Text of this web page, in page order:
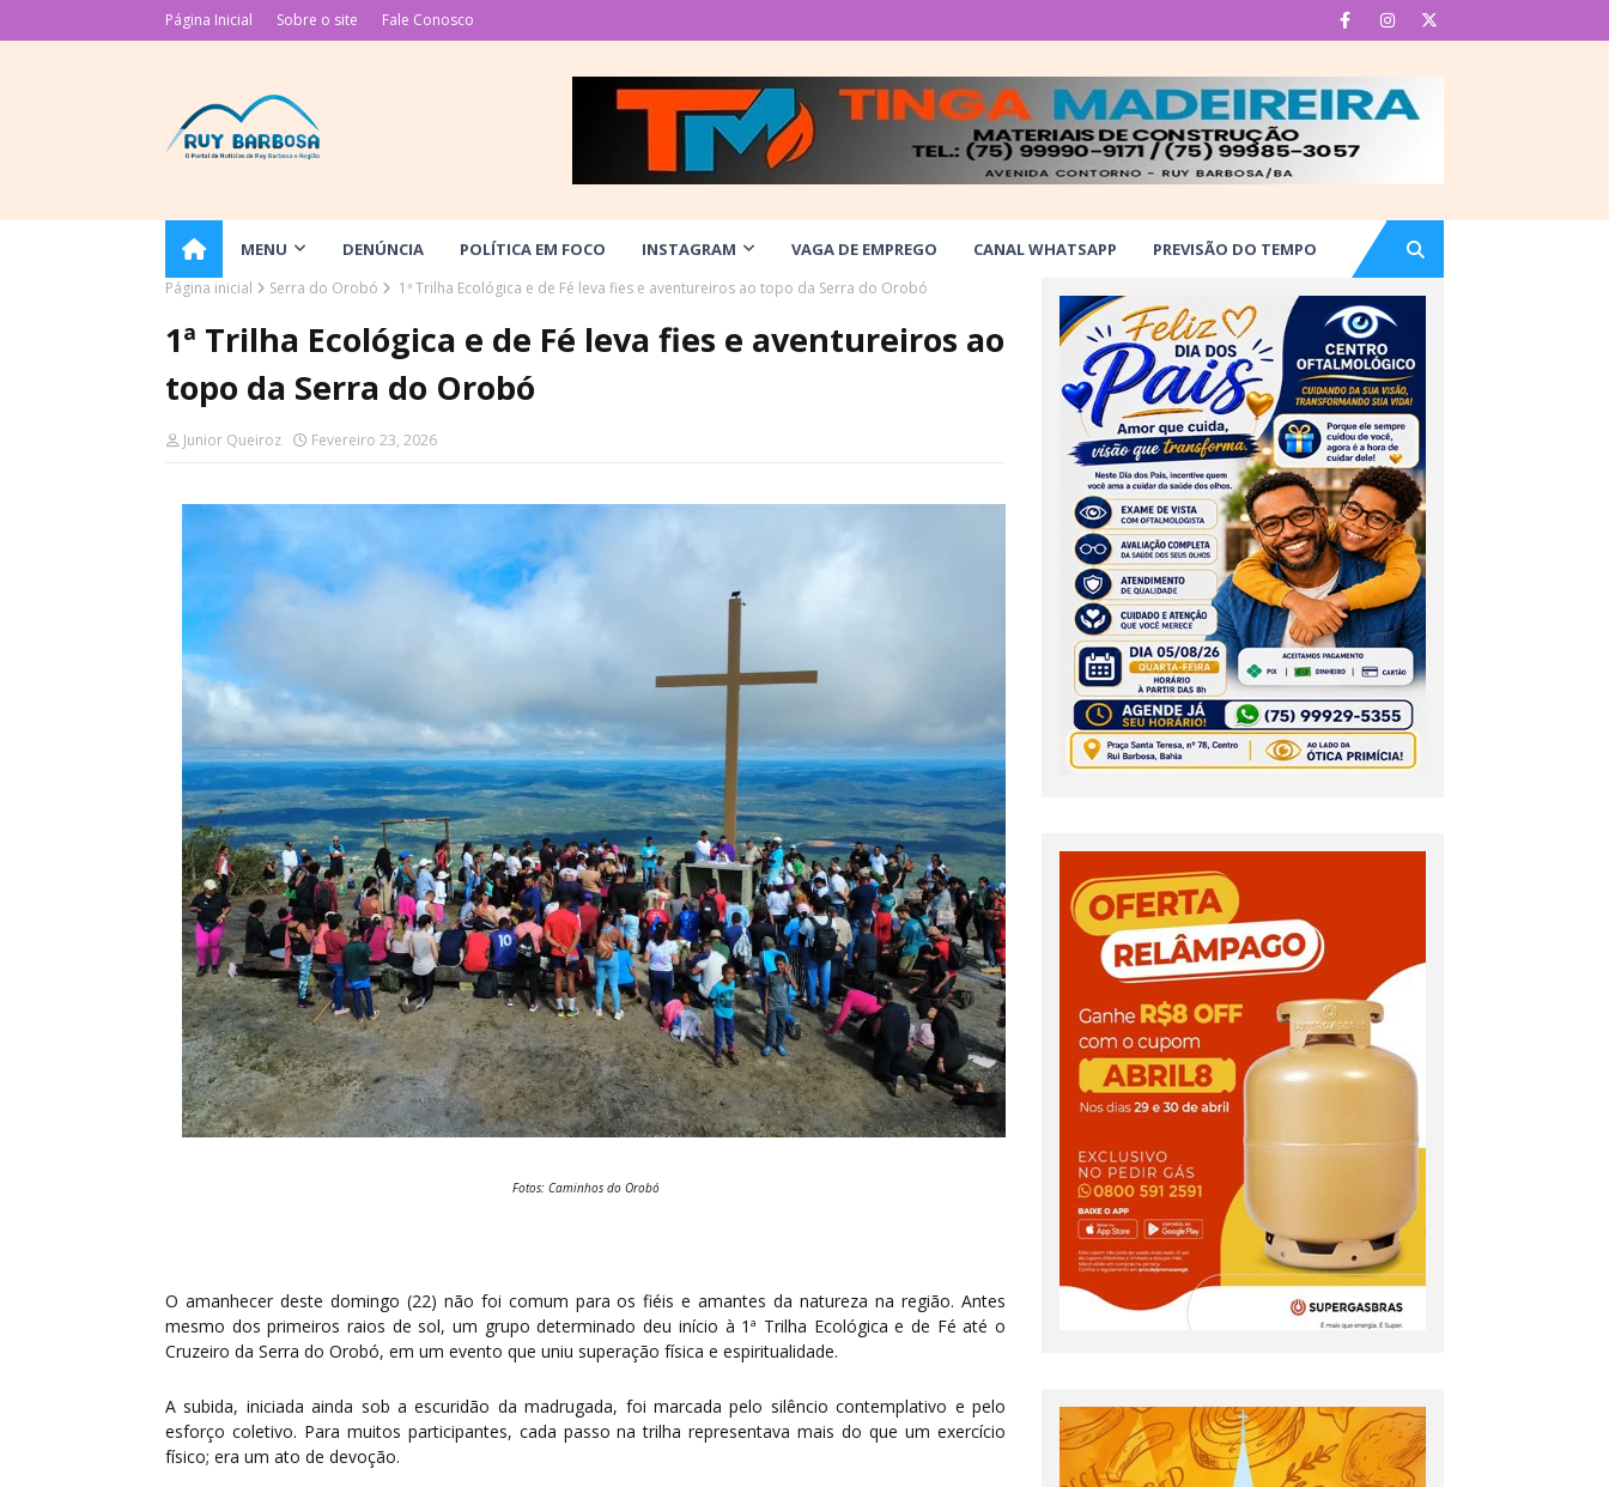
Página Inicial Sobre o site Fale Conosco
MENU DENÚNCIA POLÍTICA EM FOCO INSTAGRAM VAGA DE EMPREGO CANAL WHATSAPP PREVISÃO DO TEMPO
Página inicial Serra do Orobó 1ª Trilha Ecológica e de Fé leva fies e aventureiros ao topo da Serra do Orobó
1ª Trilha Ecológica e de Fé leva fies e aventureiros ao
topo da Serra do Orobó
Junior Queiroz Fevereiro 23, 2026
Fotos: Caminhos do Orobó
O amanhecer deste domingo (22) não foi comum para os fiéis e amantes da natureza na região. Antes
mesmo dos primeiros raios de sol, um grupo determinado deu início à 1ª Trilha Ecológica e de Fé até o
Cruzeiro da Serra do Orobó, em um evento que uniu superação física e espiritualidade.
A subida, iniciada ainda sob a escuridão da madrugada, foi marcada pelo silêncio contemplativo e pelo
esforço coletivo. Para muitos participantes, cada passo na trilha representava mais do que um exercício
físico; era um ato de devoção.